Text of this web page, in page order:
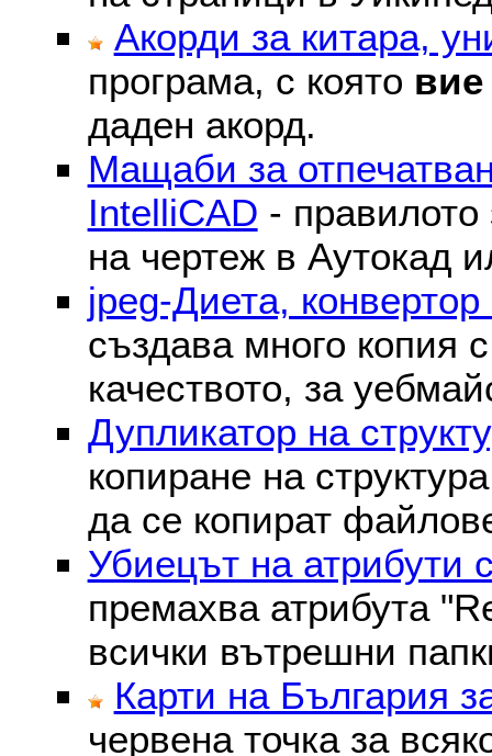
Акорди за китара,
програма, с която вие
даден акорд.
Мащаби за
IntelliCAD -
на чертеж в Аутокад
jpeg-Диета,
създава много копия
качеството, за
Дупликатор на
копиране на
да се копират
Убиецът на атрибути
премахва атрибутa
всички вътрешни
Карти на България
червена точка за